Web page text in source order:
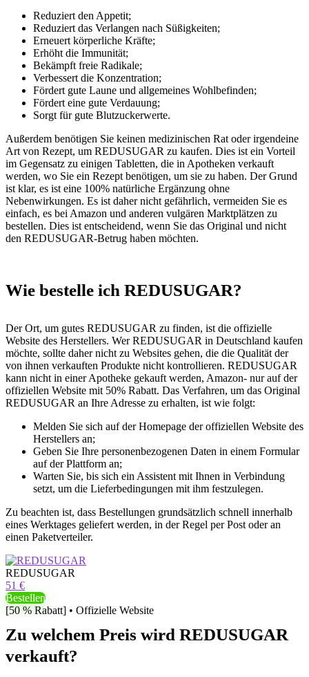
Reduziert den Appetit;
Reduziert das Verlangen nach Süßigkeiten;
Erneuert körperliche Kräfte;
Erhöht die Immunität;
Bekämpft freie Radikale;
Verbessert die Konzentration;
Fördert gute Laune und allgemeines Wohlbefinden;
Fördert eine gute Verdauung;
Sorgt für gute Blutzuckerwerte.
Außerdem benötigen Sie keinen medizinischen Rat oder irgendeine
Art von Rezept, um REDUSUGAR zu kaufen. Dies ist ein Vorteil
im Gegensatz zu einigen Tabletten, die in Apotheken verkauft
werden, wo Sie ein Rezept benötigen, um sie zu haben. Der Grund
ist klar, es ist eine 100% natürliche Ergänzung ohne
Nebenwirkungen. Es ist daher nicht gefährlich, vermeiden Sie es
einfach, es bei Amazon und anderen vulgären Marktplätzen zu
bestellen. Dies ist entscheidend, wenn Sie das Original und nicht
den REDUSUGAR-Betrug haben möchten.
Wie bestelle ich REDUSUGAR?
Der Ort, um gutes REDUSUGAR zu finden, ist die offizielle
Website des Herstellers. Wer REDUSUGAR in Deutschland kaufen
möchte, sollte daher nicht zu Websites gehen, die die Qualität der
von ihnen verkauften Produkte nicht kontrollieren. REDUSUGAR
kann nicht in einer Apotheke gekauft werden, Amazon- nur auf der
offiziellen Website mit 50% Rabatt. Das Verfahren, um das Original
REDUSUGAR an Ihre Adresse zu erhalten, ist wie folgt:
Melden Sie sich auf der Homepage der offiziellen Website des
Herstellers an;
Geben Sie Ihre personenbezogenen Daten in einem Formular
auf der Plattform an;
Warten Sie, bis sich ein Assistent mit Ihnen in Verbindung
setzt, um die Lieferbedingungen mit ihm festzulegen.
Zu beachten ist, dass Bestellungen grundsätzlich schnell innerhalb
eines Werktages geliefert werden, in der Regel per Post oder an
einen Paketverteiler.
REDUSUGAR
51 €
Bestellen
[50 % Rabatt] • Offizielle Website
Zu welchem ​​Preis wird REDUSUGAR
verkauft?